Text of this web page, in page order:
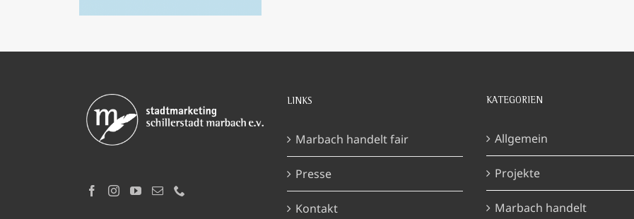
LINKS
Marbach handelt fair
Presse
Kontakt
KATEGORIEN
Allgemein
Projekte
Marbach handelt